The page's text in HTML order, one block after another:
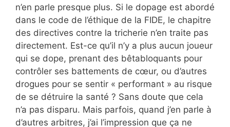
n’en parle presque plus. Si le dopage est abordé
dans le code de l’éthique de la FIDE, le chapitre
des directives contre la tricherie n’en traite pas
directement. Est-ce qu’il n’y a plus aucun joueur
qui se dope, prenant des bêtabloquants pour
contrôler ses battements de cœur, ou d’autres
drogues pour se sentir « performant » au risque
de se détruire la santé ? Sans doute que cela
n’a pas disparu. Mais parfois, quand j’en parle à
d’autres arbitres, j’ai l’impression que ça ne